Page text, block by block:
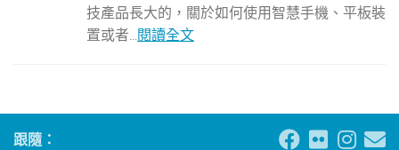
技產品長大的，關於如何使用智慧手機、平板裝
置或者...閱讀全文
跟隨：